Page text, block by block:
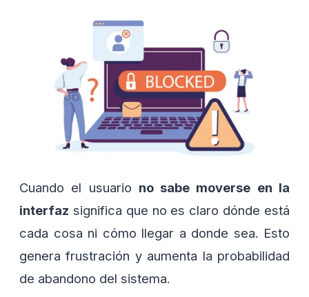
Cuando el usuario no sabe moverse en la
interfaz significa que no es claro dónde está
cada cosa ni cómo llegar a donde sea. Esto
genera frustración y aumenta la probabilidad
de abandono del sistema.